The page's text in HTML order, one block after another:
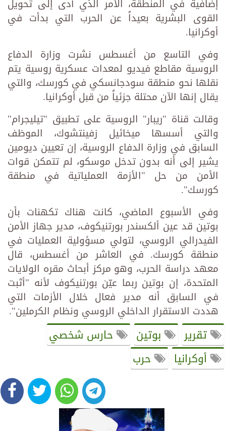
إضافية في المنطقة، الأمر الذي أدى إلى تحويل
القوى البشرية بعيداً عن الحرب التي بدأت في
أوكرانيا.
وفي التاسع من أغسطس نشرت وزارة الدفاع
الروسية مقاطع فيديو لمعدات عسكرية روسية يتم
نقلها نحو منطقة سودجانسكي في كورسك، والتي
يقال إنها الآن محتلة جزئياً من قبل أوكرانيا.
وقالت قناة "ريبار" الروسية على تطبيق "تيليجرام"
والتي أسسها ميخائيل زفينتشوك، الموظف
السابق في وزارة الدفاع الروسية، إن تعيين ديومين
يشير إلى أنه بدون تدخل موسكو، لم تتمكن قوات
الأمن من حل "الأزمة العملياتية في منطقة
كورسك".
وفي الأسبوع الماضي، كانت هناك تكهنات بأن
بوتين قد عين ألكسندر بورتنيكوف، مدير جهاز الأمن
الفيدرالي الروسي، لتولي مسؤولية العمليات في
منطقة كورسك. في العاشر من أغسطس، قال
معهد دراسة الحرب، وهو مركز أبحاث مقره الولايات
المتحدة، إن بوتين ربما عيّن بورتنيكوف لأنه "أثبت
في السابق أنه مدير فعال خلال الأزمات التي
هددت الاستقرار الداخلي الروسي ونظام الكرملين".
تقرير بوتين
حارس شخصي
أوكرانيا
حرب